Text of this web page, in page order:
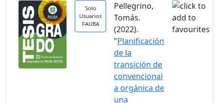
Solo
Usuarios
FAUBA
Pellegrino,
Tomás.
(2022).
"Planificación
de la
transición de
convencional
a orgánica de
una